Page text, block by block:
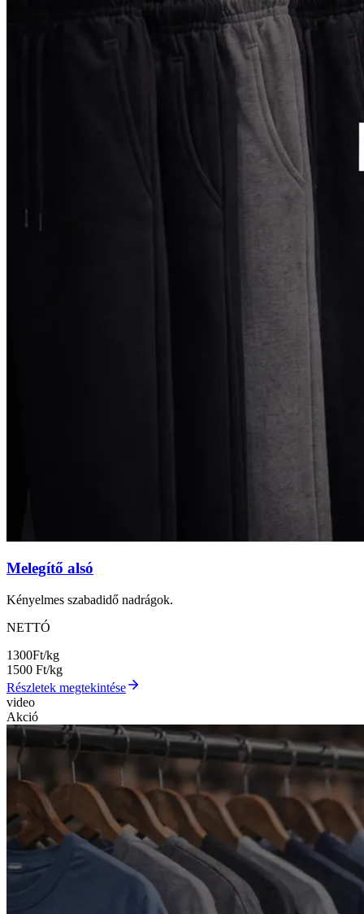
Melegítő alsó
Kényelmes szabadidő nadrágok.
NETTÓ
1300Ft/kg
1500 Ft/kg
Részletek megtekintése
video
Akció